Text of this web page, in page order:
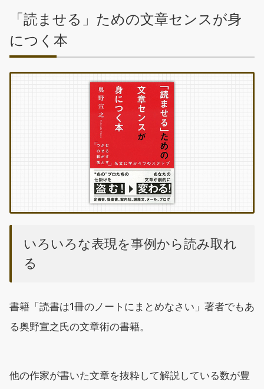
「読ませる」ための文章センスが身
につく本
いろいろな表現を事例から読み取れ
る
書籍「読書は1冊のノートにまとめなさい」著者でもあ
る奥野宣之氏の文章術の書籍。
他の作家が書いた文章を抜粋して解説している数が豊